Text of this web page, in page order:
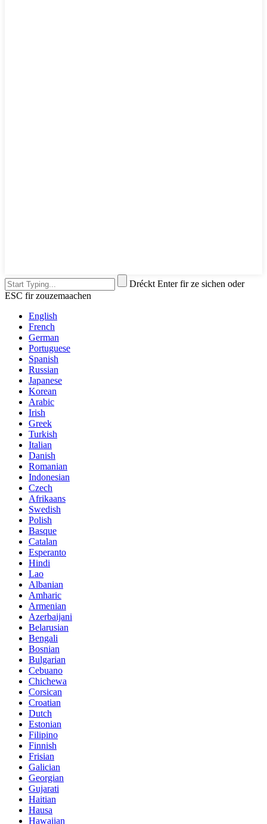
Dréckt Enter fir ze sichen oder
ESC fir zouzemaachen
English
French
German
Portuguese
Spanish
Russian
Japanese
Korean
Arabic
Irish
Greek
Turkish
Italian
Danish
Romanian
Indonesian
Czech
Afrikaans
Swedish
Polish
Basque
Catalan
Esperanto
Hindi
Lao
Albanian
Amharic
Armenian
Azerbaijani
Belarusian
Bengali
Bosnian
Bulgarian
Cebuano
Chichewa
Corsican
Croatian
Dutch
Estonian
Filipino
Finnish
Frisian
Galician
Georgian
Gujarati
Haitian
Hausa
Hawaiian